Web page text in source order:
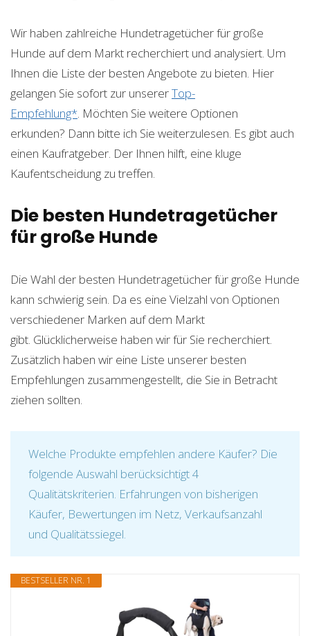
Wir haben zahlreiche Hundetragetücher für große
Hunde auf dem Markt recherchiert und analysiert. Um
Ihnen die Liste der besten Angebote zu bieten. Hier
gelangen Sie sofort zur unsererTop-
Empfehlung*. Möchten Sie weitere Optionen
erkunden? Dann bitte ich Sie weiterzulesen. Es gibt auch
einen Kaufratgeber. Der Ihnen hilft, eine kluge
Kaufentscheidung zu treffen.
Die besten Hundetragetücher
für große Hunde
Die Wahl der besten Hundetragetücher für große Hunde
kann schwierig sein. Da es eine Vielzahl von Optionen
verschiedener Marken auf dem Markt
gibt. Glücklicherweise haben wir für Sie recherchiert.
Zusätzlich haben wir eine Liste unserer besten
Empfehlungen zusammengestellt, die Sie in Betracht
ziehen sollten.
Welche Produkte empfehlen andere Käufer? Die
folgende Auswahl berücksichtigt 4
Qualitätskriterien. Erfahrungen von bisherigen
Käufer, Bewertungen im Netz, Verkaufsanzahl
und Qualitätssiegel.
BESTSELLER NR. 1